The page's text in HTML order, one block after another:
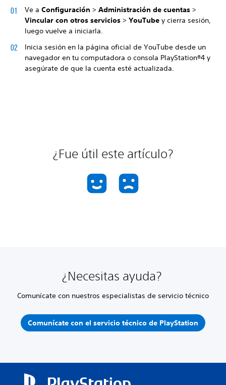
Ve a Configuración > Administración de cuentas >
Vincular con otros servicios > YouTube y cierra sesión,
luego vuelve a iniciarla.
Inicia sesión en la página oficial de YouTube desde un
navegador en tu computadora o consola PlayStation®4 y
asegúrate de que la cuenta esté actualizada.
¿Fue útil este artículo?
¿Necesitas ayuda?
Comunícate con nuestros especialistas de servicio técnico
Comunícate con el servicio técnico de PlayStation